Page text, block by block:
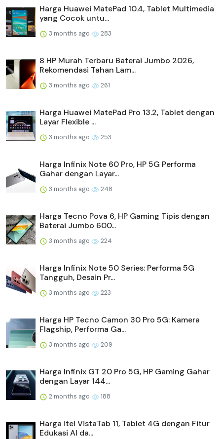
Harga Huawei MatePad 10.4, Tablet Multimedia
yang Cocok untu...
3 months ago 283
8 HP Murah Terbaru Baterai Jumbo 2026,
Rekomendasi Tahan Lam...
3 months ago 261
Harga Huawei MatePad Pro 13.2, Tablet dengan
Layar Flexible ...
3 months ago 253
Harga Infinix Note 60 Pro, HP 5G Performa
Gahar dengan Layar...
3 months ago 248
Harga Tecno Pova 6, HP Gaming Tipis dengan
Baterai Jumbo 600...
3 months ago 224
Harga Infinix Note 50 Series: Performa 5G
Tangguh, Desain Pr...
3 months ago 223
Harga HP Tecno Camon 30 Pro 5G: Kamera
Flagship, Performa Ga...
3 months ago 209
Harga Infinix GT 20 Pro 5G, HP Gaming Gahar
dengan Layar 144...
2 months ago 188
Harga itel VistaTab 11, Tablet 4G dengan Fitur
Edukasi AI da...